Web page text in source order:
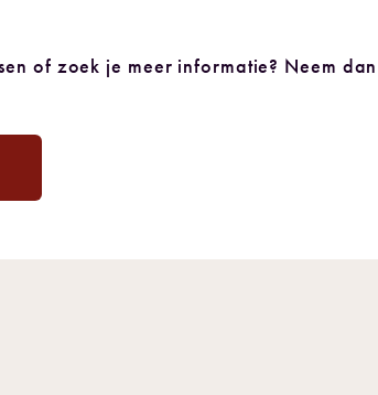
of zoek je meer informatie? Neem